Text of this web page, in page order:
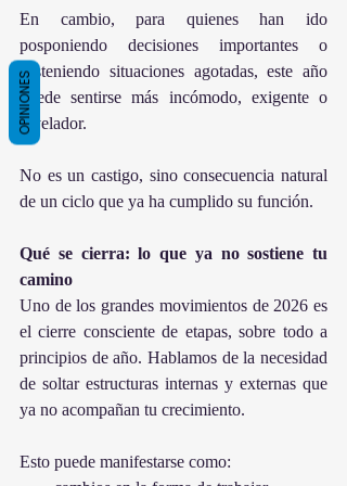
En cambio, para quienes han ido
posponiendo decisiones importantes o
sosteniendo situaciones agotadas, este año
puede sentirse más incómodo, exigente o
revelador.
No es un castigo, sino consecuencia natural
de un ciclo que ya ha cumplido su función.
Qué se cierra: lo que ya no sostiene tu
camino
Uno de los grandes movimientos de 2026 es
el cierre consciente de etapas, sobre todo a
principios de año. Hablamos de la necesidad
de soltar estructuras internas y externas que
ya no acompañan tu crecimiento.
Esto puede manifestarse como:
OPINIONES